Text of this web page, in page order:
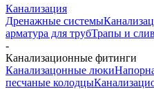
Канализация
Дренажные системы
арматура для трубТрапы и
-
Канализационные фитинги
Канализацонные люки
песчаные колодцы